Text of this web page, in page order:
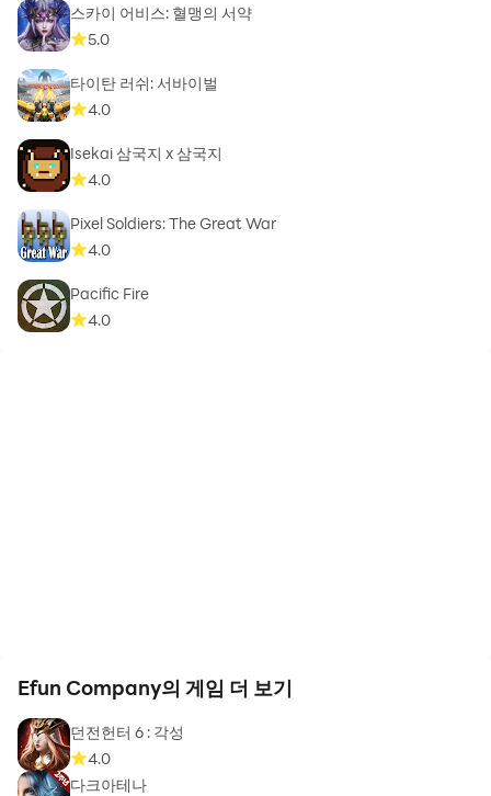
스카이 어비스: 혈맹의 서약
5.0
타이탄 러쉬: 서바이벌
4.0
Isekai 삼국지 x 삼국지
4.0
Pixel Soldiers: The Great War
4.0
Pacific Fire
4.0
Efun Company의 게임 더 보기
던전헌터 6 : 각성
4.0
다크아테나